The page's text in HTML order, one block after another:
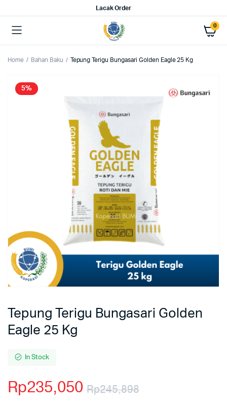
Lacak Order
0
Home Bahan Baku Tepung Terigu Bungasari Golden Eagle 25 Kg
5%
Tepung Terigu Bungasari Golden
Eagle 25 Kg
In Stock
Rp245,898
Rp235,050